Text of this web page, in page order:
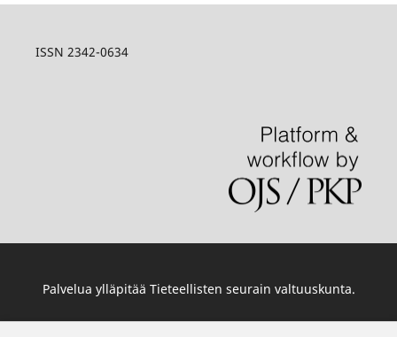
ISSN 2342-0634
Palvelua ylläpitää Tieteellisten seurain valtuuskunta.